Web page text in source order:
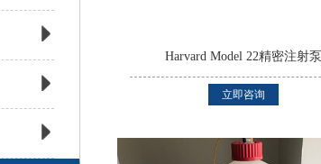
Harvard Model 22精密注射泵
立即咨询